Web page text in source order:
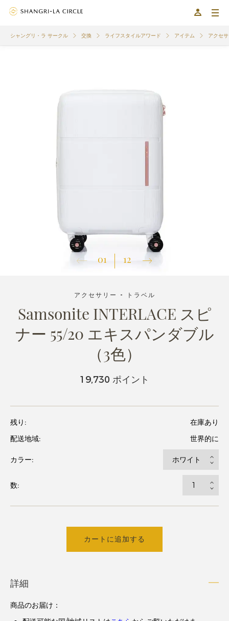
シャングリ・ラ サークル 交換 ライフスタイルアワード アイテム アクセ
01 12
アクセサリー - トラベル
Samsonite INTERLACE スピ
ナー 55/20 エキスパンダブル
（3色）
19,730 ポイント
残り:
在庫あり
配送地域:
世界的に
カラー:
数:
カートに追加する
詳細
商品のお届け：